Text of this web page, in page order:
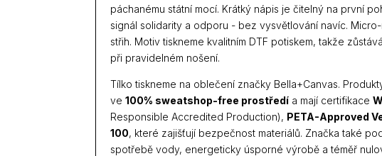
páchanému státní mocí. Krátký nápis je čitelný na první
signál solidarity a odporu - bez vysvětlování navíc.
střih. Motiv tiskneme kvalitním DTF potiskem, takže
při pravidelném nošení.
Tílko tiskneme na oblečení značky Bella+Canvas.
ve100% sweatshop-free prostředí a mají certifikace
Responsible Accredited Production), PETA-Approved
100, které zajišťují bezpečnost materiálů. Značka také
spotřebě vody, energeticky úsporné výrobě a téměř